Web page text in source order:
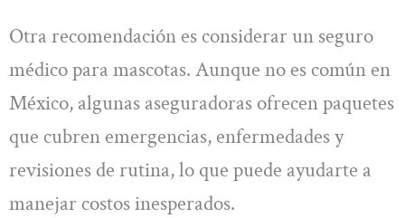
Otra recomendación es considerar un seguro
médico para mascotas. Aunque no es común en
México, algunas aseguradoras ofrecen paquetes
que cubren emergencias, enfermedades y
revisiones de rutina, lo que puede ayudarte a
manejar costos inesperados.